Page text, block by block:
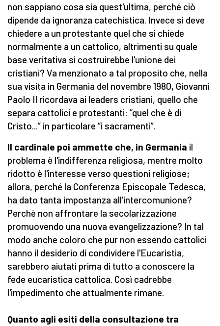
non sappiano cosa sia quest'ultima, perché ciò
dipende da ignoranza catechistica. Invece si deve
chiedere a un protestante quel che si chiede
normalmente a un cattolico, altrimenti su quale
base veritativa si costruirebbe l'unione dei
cristiani? Va menzionato a tal proposito che, nella
sua visita in Germania del novembre 1980, Giovanni
Paolo II ricordava ai leaders cristiani, quello che
separa cattolici e protestanti: “quel che è di
Cristo...” in particolare “i sacramenti”.
Il cardinale poi ammette che, in Germania il
problema è l'indifferenza religiosa, mentre molto
ridotto è l'interesse verso questioni religiose;
allora, perché la Conferenza Episcopale Tedesca,
ha dato tanta impostanza all'intercomunione?
Perchè non affrontare la secolarizzazione
promuovendo una nuova evangelizzazione? In tal
modo anche coloro che pur non essendo cattolici
hanno il desiderio di condividere l'Eucaristia,
sarebbero aiutati prima di tutto a conoscere la
fede eucaristica cattolica. Così cadrebbe
l'impedimento che attualmente rimane.
Quanto agli esiti della consultazione tra